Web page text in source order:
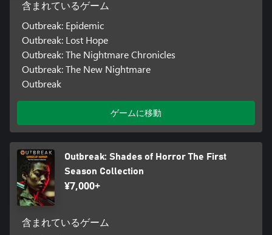
含まれているゲーム
Outbreak: Epidemic
Outbreak: Lost Hope
Outbreak: The Nightmare Chronicles
Outbreak: The New Nightmare
Outbreak
ゲームに移動
Outbreak: Shades of Horror The First
Season Collection
¥7,000+
含まれているゲーム